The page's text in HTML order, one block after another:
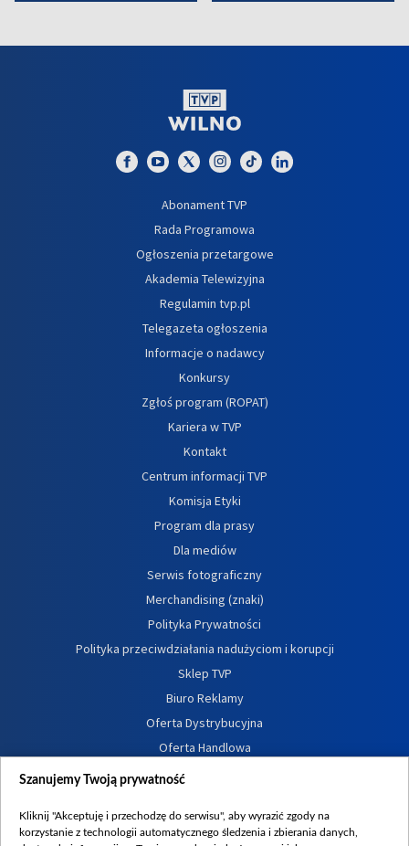
Abonament TVP
Rada Programowa
Ogłoszenia przetargowe
Akademia Telewizyjna
Regulamin tvp.pl
Telegazeta ogłoszenia
Informacje o nadawcy
Konkursy
Zgłoś program (ROPAT)
Kariera w TVP
Kontakt
Centrum informacji TVP
Komisja Etyki
Program dla prasy
Dla mediów
Serwis fotograficzny
Merchandising (znaki)
Polityka Prywatności
Polityka przeciwdziałania nadużyciom i korupcji
Sklep TVP
Biuro Reklamy
Oferta Dystrybucyjna
Oferta Handlowa
Dostępność
Procedura zgłoszeń wewnętrznych
Szanujemy Twoją prywatność
Kliknij "Akceptuję i przechodzę do serwisu", aby wyrazić zgody na
korzystanie z technologii automatycznego śledzenia i zbierania danych,